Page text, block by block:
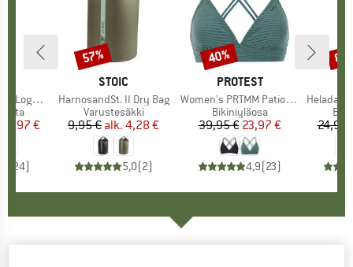
T-Shirt
hinta
62,97 €
24)
MERKKI
STOIC
Tuote
HarnosandSt. II Dry Bag
Tuoteryhmä
Varustesäkki
Hinta
9,95 € Alennettu hinta
alk. 4,28 €
5,0(2)
Alennus
57%
MERKKI
PROTEST
Tuote
Women's PRTMM Patio Triangle
Tuoteryhmä
Bikiniyläosa
Hinta
39,95 €Alennettu hinta
23,97 €
4,9(23)
Alennus
40%
Tuote
HeladagenSt.
24,95